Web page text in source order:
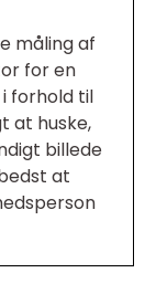
måling af
for en
forhold til
at huske,
billede
at